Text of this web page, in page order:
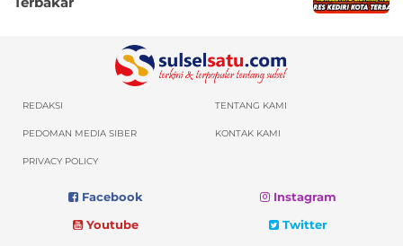
REDAKSI TENTANG KAMI
PEDOMAN MEDIA SIBER KONTAK KAMI
PRIVACY POLICY
Facebook
Instagram
Youtube
Twitter